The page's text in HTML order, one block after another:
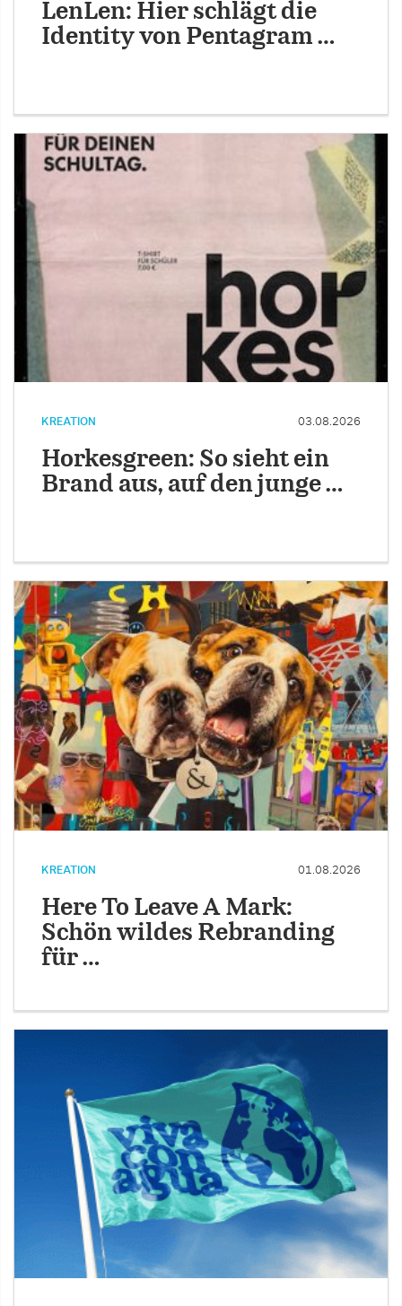
LenLen: Hier schlägt die
Identity von Pentagram …
KREATION 03.08.2026
Horkesgreen: So sieht ein
Brand aus, auf den junge …
KREATION 01.08.2026
Here To Leave A Mark:
Schön wildes Rebranding
für …